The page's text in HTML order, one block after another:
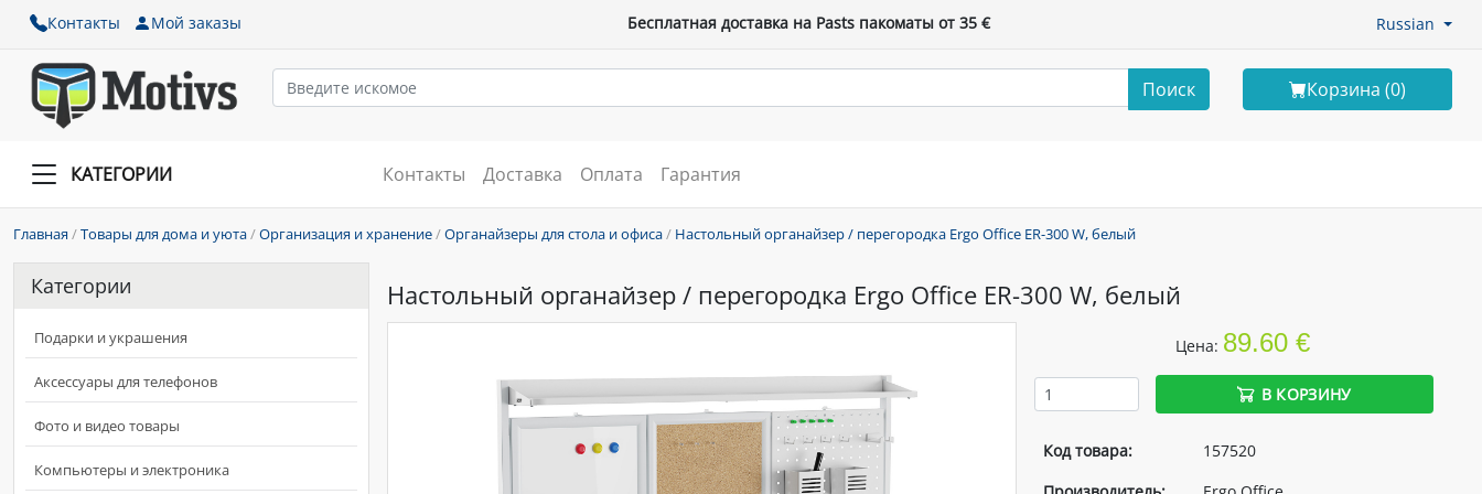
Контакты Мой заказы Бесплатная доставка на Pasts пакоматы от 35 € Russian
Поиск Корзина (0)
КАТЕГОРИИ Контакты Доставка Оплата Гарантия
Главная/Товары для дома и уюта/Организация и хранение/Органайзеры для стола и офиса/ Настольный органайзер / перегородка Ergo Office ER-300 W, белый
Категории
Подарки и украшения
Аксессуары для телефонов
Фото и видео товары
Компьютеры и электроника
Настольный органайзер / перегородка Ergo Office ER-300 W, белый
Цена: 89.60 €
В КОРЗИНУ
Код товара:
157520